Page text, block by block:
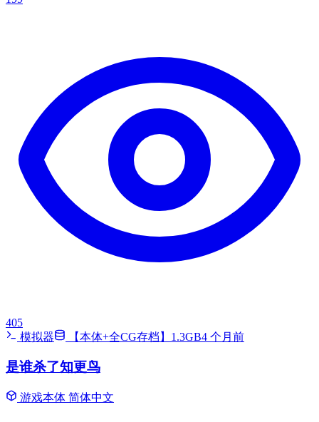
405
模拟器
【本体+全CG存档】1.3GB4 个月前
是谁杀了知更鸟
游戏本体 简体中文